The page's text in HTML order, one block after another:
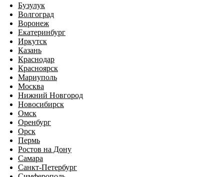
Бузулук
Волгоград
Воронеж
Екатеринбург
Иркутск
Казань
Краснодар
Красноярск
Мариуполь
Москва
Нижний Новгород
Новосибирск
Омск
Оренбург
Орск
Пермь
Ростов на Дону
Самара
Санкт-Петербург